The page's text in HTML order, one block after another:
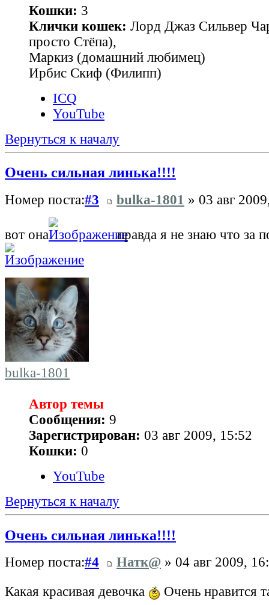
Кошки: 3
Клички кошек: Лорд Джаз Сильвер
просто Стёпа),
Маркиз (домашний любимец)
Ирбис Скиф (Филипп)
ICQ
YouTube
Вернуться к началу
Очень сильная линька!!!!
Номер поста:#3 bulka-1801 » 03 авг
вот она правда я не знаю что за
bulka-1801
Автор темы
Сообщения: 9
Зарегистрирован: 03 авг 2009, 15:52
Кошки: 0
YouTube
Вернуться к началу
Очень сильная линька!!!!
Номер поста:#4 Натк@ » 04 авг 2009,
Какая красивая девочка
Очень нравится